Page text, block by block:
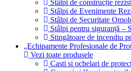
Stâlpi de construcție
Stâlpi de Evenimente
Stâlpi de Securitate
Stâlpi pentru siguranță –
Stingătoare de incendiu
„Echipamente Profesionale de
Vezi toate produsele
Casti si ochelari de